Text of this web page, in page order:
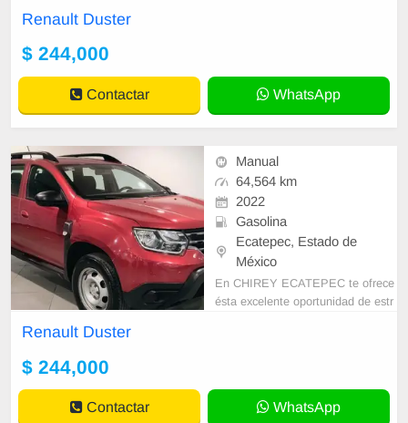
Renault Duster
$ 244,000
Contactar WhatsApp
Manual
64,564 km
2022
Gasolina
Ecatepec, Estado de
México
En CHIREY ECATEPEC te ofrece
ésta excelente oportunidad de estr
Renault Duster
$ 244,000
Contactar WhatsApp